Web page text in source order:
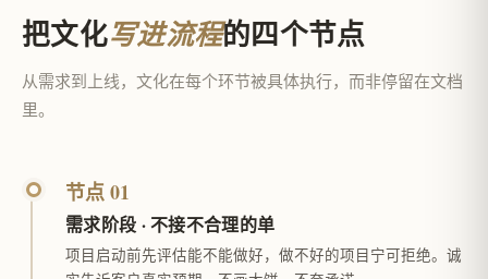
把文化写进流程的四个节点
从需求到上线，文化在每个环节被具体执行，而非停留在文档
里。
节点 01
需求阶段 · 不接不合理的单
项目启动前先评估能不能做好，做不好的项目宁可拒绝。诚